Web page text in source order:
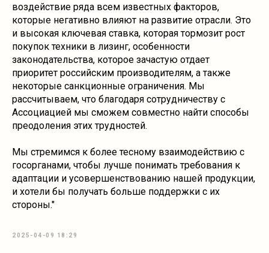
воздействие ряда всем известных факторов,
которые негативно влияют на развитие отрасли. Это
и высокая ключевая ставка, которая тормозит рост
покупок техники в лизинг, особенности
законодательства, которое зачастую отдает
приоритет российским производителям, а также
некоторые санкционные ограничения. Мы
рассчитываем, что благодаря сотрудничеству с
Ассоциацией мы сможем совместно найти способы
преодоления этих трудностей.
Мы стремимся к более тесному взаимодействию с
госорганами, чтобы лучше понимать требования к
адаптации и усовершенствованию нашей продукции,
и хотели бы получать больше поддержки с их
стороны."
2025-04-09 18:29